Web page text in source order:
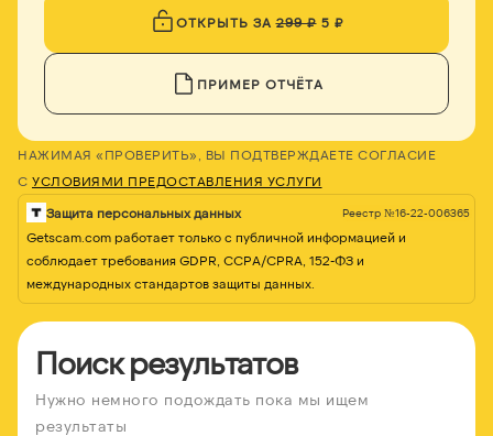
ОТКРЫТЬ ЗА299 ₽5 ₽
ПРИМЕР ОТЧЁТА
НАЖИМАЯ «ПРОВЕРИТЬ», ВЫ ПОДТВЕРЖДАЕТЕ СОГЛАСИЕ
С УСЛОВИЯМИ ПРЕДОСТАВЛЕНИЯ УСЛУГИ
Защита персональных данных Реестр №16-22-006365
Getscam.com работает только с публичной информацией и
соблюдает требования GDPR, CCPA/CPRA, 152-ФЗ и
международных стандартов защиты данных.
Поиск результатов
Нужно немного подождать пока мы ищем
результаты